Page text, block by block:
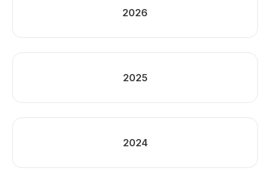
2026
2025
2024